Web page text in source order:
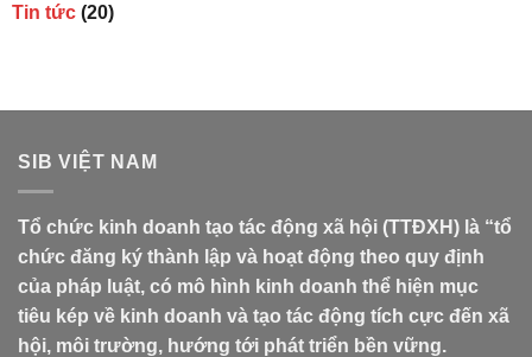
Tin tức (20)
SIB VIỆT NAM
Tổ chức kinh doanh tạo tác động xã hội (TTĐXH) là “tổ
chức đăng ký thành lập và hoạt động theo quy định
của pháp luật, có mô hình kinh doanh thể hiện mục
tiêu kép về kinh doanh và tạo tác động tích cực đến xã
hội, môi trường, hướng tới phát triển bền vững.